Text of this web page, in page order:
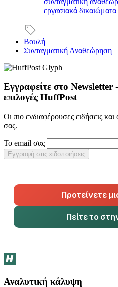
εργασιακά δικαιώματα
Βουλή
Συνταγματική Αναθεώρηση
Εγγραφείτε στο Newsletter
επιλογές HuffPost
Οι πιο ενδιαφέρουσες ειδήσεις
σας.
Το email σας
Εγγραφή στις ειδοποιήσεις
Προτείνετε
Πείτε το
Αναλυτική κάλυψη